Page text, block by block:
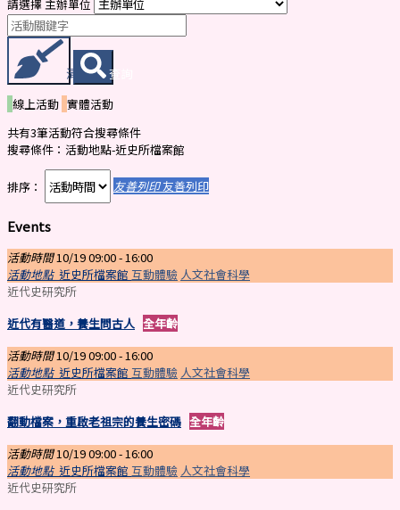
請選擇 主辦單位
清除條件查詢
線上活動 實體活動
共有3筆活動符合搜尋條件
搜尋條件：活動地點-近史所檔案館
排序： 友善列印友善列印
Events
活動時間10/19 09:00 -16:00
活動地點 近史所檔案館 互動體驗 人文社會科學
近代史研究所
近代有醫道，養生問古人 全年齡
活動時間10/19 09:00 -16:00
活動地點 近史所檔案館 互動體驗 人文社會科學
近代史研究所
翻動檔案，重啟老祖宗的養生密碼 全年齡
活動時間10/19 09:00 -16:00
活動地點 近史所檔案館 互動體驗 人文社會科學
近代史研究所